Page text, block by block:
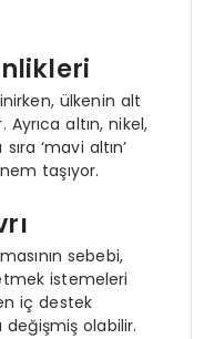
ülkenin alt
Ayrıca altın, nikel,
‘mavi altın’
taşıyor.
sebebi,
istemeleri
iç destek
olabilir.